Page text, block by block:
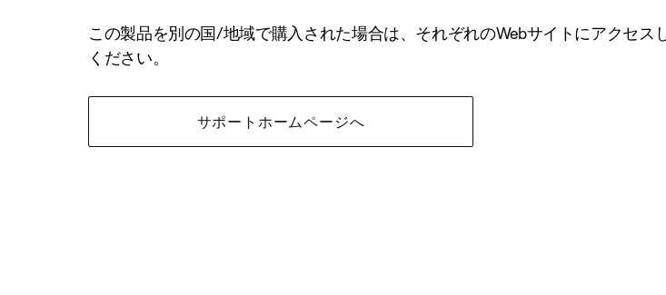
この製品を別の国/地域で購入された場合は、それぞれのWebサイトにアクセ
ください。
サポートホームページへ